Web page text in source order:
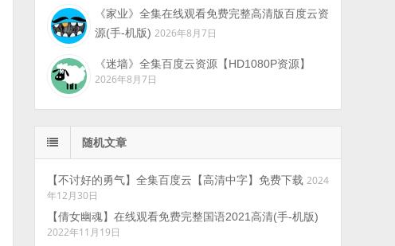
《家业》全集在线观看免费完整高清版百度云资
源(手-机版) 2026年8月7日
《迷墙》全集百度云资源【HD1080P资源】
2026年8月7日
随机文章
【不讨好的勇气】全集百度云【高清中字】免费下载 2024
年12月30日
【倩女幽魂】在线观看免费完整国语2021高清(手-机版)
2022年11月19日